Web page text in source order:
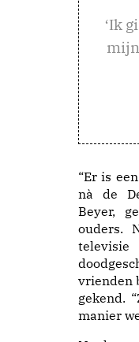
‘Ik
“Er is
nà de
Beyer,
ouders.
vrienden
gekend.
manier